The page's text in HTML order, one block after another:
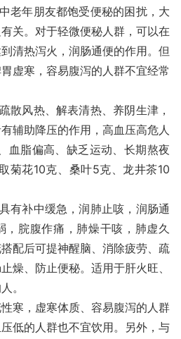
老年朋友都饱受便秘的困扰，大
关。对于轻微便秘人群，可以在
清热泻火，润肠通便的作用。但
虚寒，容易腹泻的人群不宜经常
散风热、解表清热、养阴生津，
辅助降压的作用，高血压高危人
血脂偏高、缺乏运动、长期熬夜
菊花10克、桑叶5克、龙井茶10
有补中缓急，润肺止咳，润肠通
，脘腹作痛，肺燥干咳，肺虚久
配后可提神醒脑、消除疲劳、疏
燥、防止便秘。适用于肝火旺、
。
寒，虚寒体质、容易腹泻的人群
低的人群也不宜饮用。另外，与